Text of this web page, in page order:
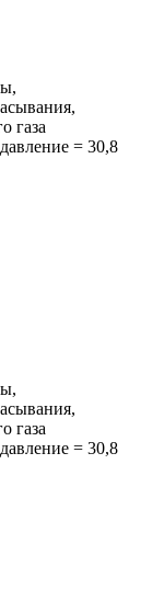
газа
= 30,8
газа
= 30,8